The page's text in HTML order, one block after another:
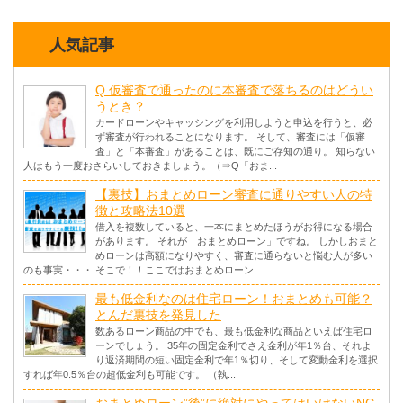
人気記事
Q.仮審査で通ったのに本審査で落ちるのはどうい
うとき？
カードローンやキャッシングを利用しようと申込を行うと、必
ず審査が行われることになります。 そして、審査には「仮審
査」と「本審査」があることは、既にご存知の通り。 知らない
人はもう一度おさらいしておきましょう。（⇒Q「おま...
【裏技】おまとめローン審査に通りやすい人の特
徴と攻略法10選
借入を複数していると、一本にまとめたほうがお得になる場合
があります。 それが「おまとめローン」ですね。 しかしおまと
めローンは高額になりやすく、審査に通らないと悩む人が多い
のも事実・・・ そこで！！ここではおまとめローン...
最も低金利なのは住宅ローン！おまとめも可能？
とんだ裏技を発見した
数あるローン商品の中でも、最も低金利な商品といえば住宅ロ
ーンでしょう。 35年の固定金利でさえ金利が年1％台、それよ
り返済期間の短い固定金利で年1％切り、そして変動金利を選択
すれば年0.5％台の超低金利も可能です。 （執...